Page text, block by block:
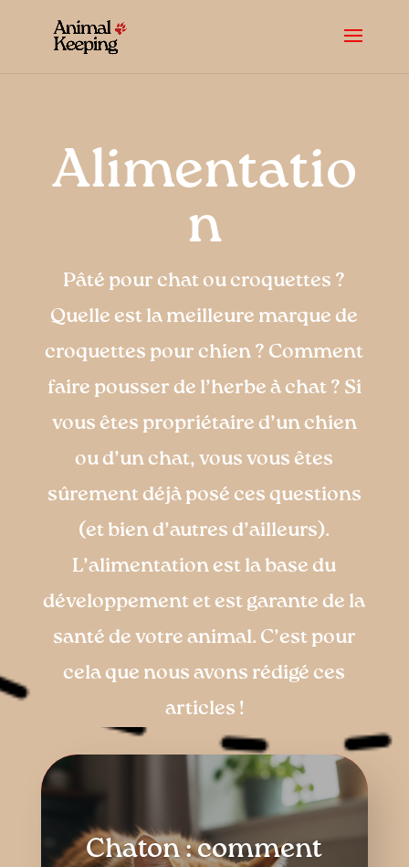
Alimentatio
n
Pâté pour chat ou croquettes ?
Quelle est la meilleure marque de
croquettes pour chien ? Comment
faire pousser de l’herbe à chat ? Si
vous êtes propriétaire d’un chien
ou d’un chat, vous vous êtes
sûrement déjà posé ces questions
(et bien d’autres d’ailleurs).
L’alimentation est la base du
développement et est garante de la
santé de votre animal. C’est pour
cela que nous avons rédigé ces
articles !
Chaton : comment